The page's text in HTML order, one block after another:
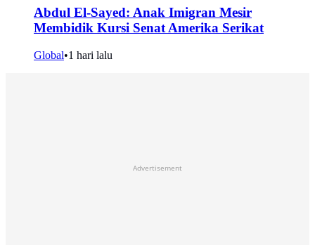
Abdul El-Sayed: Anak Imigran Mesir
Membidik Kursi Senat Amerika Serikat
Global•1 hari lalu
Advertisement